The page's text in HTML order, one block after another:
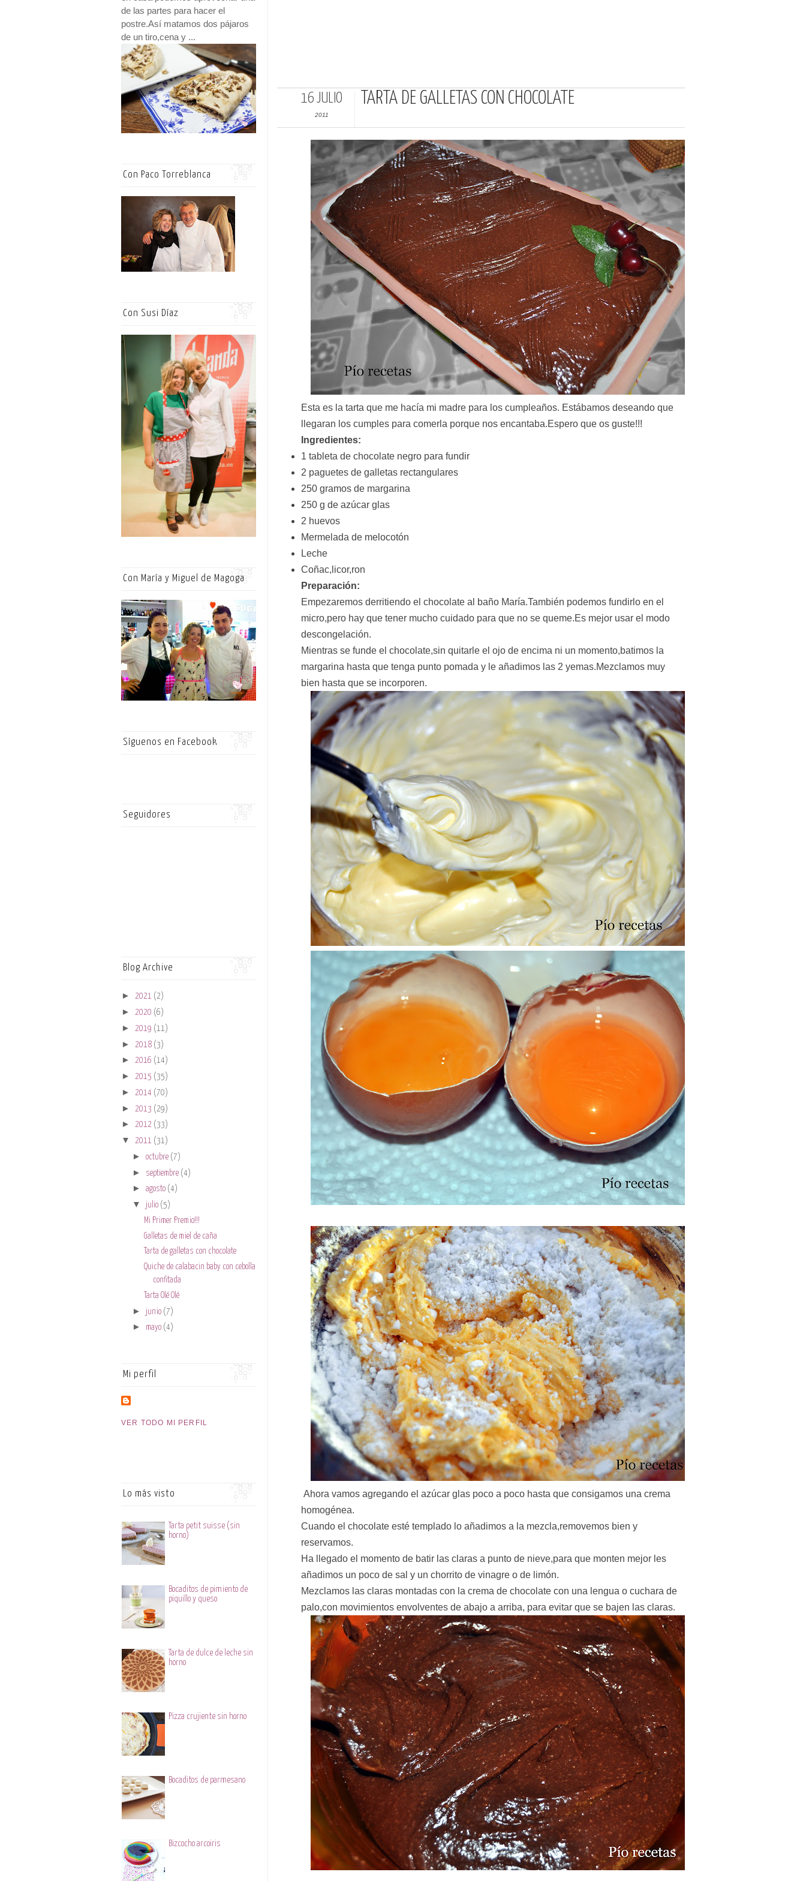
16 JULIO
2011
TARTA DE GALLETAS CON CHOCOLATE
Esta es la tarta que me hacía mi madre para los cumpleaños. Estábamos deseando que
llegaran los cumples para comerla porque nos encantaba.Espero que os guste!!!
Ingredientes:
1 tableta de chocolate negro para fundir
2 paguetes de galletas rectangulares
250 gramos de margarina
250 g de azúcar glas
2 huevos
Mermelada de melocotón
Leche
Coñac,licor,ron
Preparación:
Empezaremos derritiendo el chocolate al baño María.También podemos fundirlo en el
micro,pero hay que tener mucho cuidado para que no se queme.Es mejor usar el modo
descongelación.
Mientras se funde el chocolate,sin quitarle el ojo de encima ni un momento,batimos la
margarina hasta que tenga punto pomada y le añadimos las 2 yemas.Mezclamos muy
bien hasta que se incorporen.
Ahora vamos agregando el azúcar glas poco a poco hasta que consigamos una crema
homogénea.
Cuando el chocolate esté templado lo añadimos a la mezcla,removemos bien y
reservamos.
Ha llegado el momento de batir las claras a punto de nieve,para que monten mejor les
añadimos un poco de sal y un chorrito de vinagre o de limón.
Mezclamos las claras montadas con la crema de chocolate con una lengua o cuchara de
palo,con movimientos envolventes de abajo a arriba, para evitar que se bajen las claras.
de las partes para hacer el
postre.Así matamos dos pájaros
de un tiro,cena y ...
Con Paco Torreblanca
Con Susi Díaz
Con María y Miguel de Magoga
Síguenos en Facebook
Seguidores
Blog Archive
► 2021 (2)
► 2020 (6)
► 2019 (11)
► 2018 (3)
► 2016 (14)
► 2015 (35)
► 2014 (70)
► 2013 (29)
► 2012 (33)
▼ 2011 (31)
► octubre (7)
► septiembre (4)
► agosto (4)
▼ julio (5)
Mi Primer Premio!!!
Galletas de miel de caña
Tarta de galletas con chocolate
Quiche de calabacin baby con cebolla
confitada
Tarta Olé Olé
► junio (7)
► mayo (4)
Mi perfil
VER TODO MI PERFIL
Lo más visto
Tarta petit suisse (sin
horno)
Bocaditos de pimiento de
piquillo y queso
Tarta de dulce de leche sin
horno
Pizza crujiente sin horno
Bocaditos de parmesano
Bizcocho arcoiris